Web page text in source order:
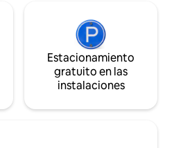
Estacionamiento
gratuito en las
instalaciones